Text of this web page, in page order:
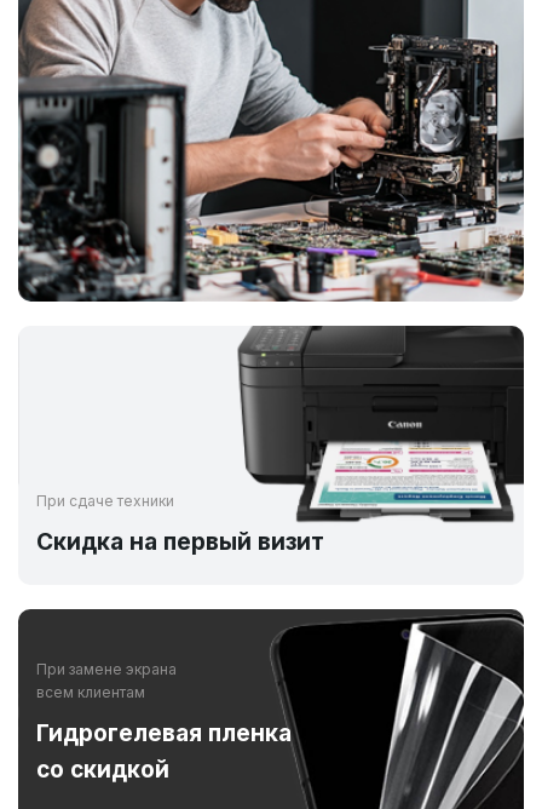
При сдаче техники
Скидка на первый визит
При замене экрана
всем клиентам
Гидрогелевая пленка
со скидкой